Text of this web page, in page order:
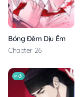
Bóng Đêm Dịu Êm
Chapter 26
MỚI